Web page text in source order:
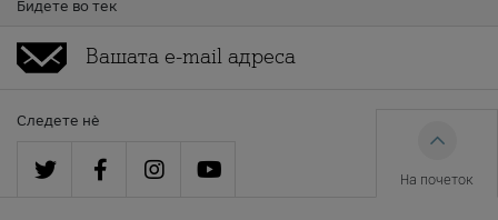
Бидете во тек
Следете нè
На почеток